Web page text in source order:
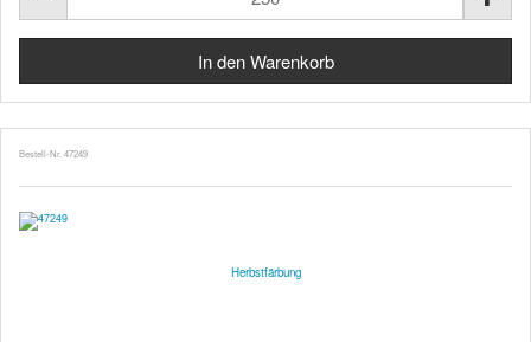
Bestell-Nr. 47249
Herbstfärbung